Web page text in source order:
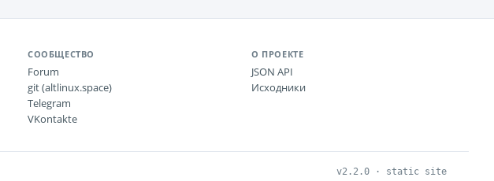
СООБЩЕСТВО
Forum
git (altlinux.space)
Telegram
VKontakte
О ПРОЕКТЕ
JSON API
Исходники
v2.2.0 · static site